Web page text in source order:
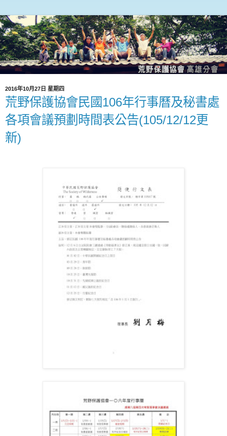
2016年10月27日 星期四
荒野保護協會民國106年行事曆及秘書處
各項會議預劃時間表公告(105/12/12更
新)